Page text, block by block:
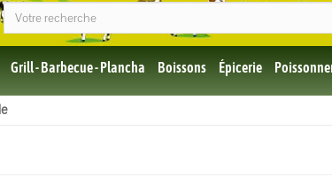
Grill - Barbecue - Plancha Boissons Épicerie